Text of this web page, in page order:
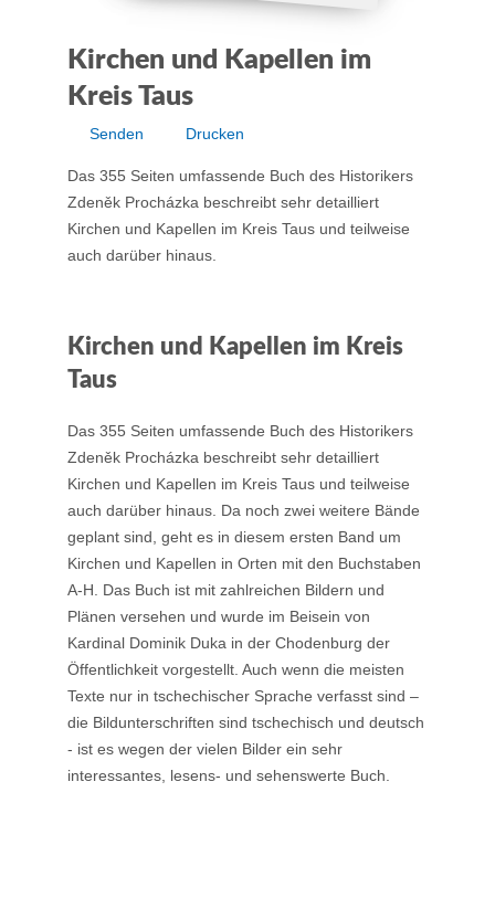
Kirchen und Kapellen im
Kreis Taus
Senden Drucken
Das 355 Seiten umfassende Buch des Historikers
Zdeněk Procházka beschreibt sehr detailliert
Kirchen und Kapellen im Kreis Taus und teilweise
auch darüber hinaus.
Kirchen und Kapellen im Kreis
Taus
Das 355 Seiten umfassende Buch des Historikers
Zdeněk Procházka beschreibt sehr detailliert
Kirchen und Kapellen im Kreis Taus und teilweise
auch darüber hinaus. Da noch zwei weitere Bände
geplant sind, geht es in diesem ersten Band um
Kirchen und Kapellen in Orten mit den Buchstaben
A-H. Das Buch ist mit zahlreichen Bildern und
Plänen versehen und wurde im Beisein von
Kardinal Dominik Duka in der Chodenburg der
Öffentlichkeit vorgestellt. Auch wenn die meisten
Texte nur in tschechischer Sprache verfasst sind –
die Bildunterschriften sind tschechisch und deutsch
- ist es wegen der vielen Bilder ein sehr
interessantes, lesens- und sehenswerte Buch.